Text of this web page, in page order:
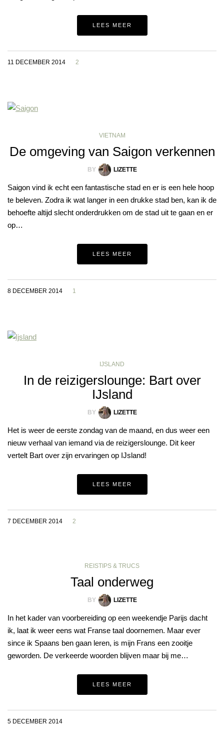
LEES MEER
11 DECEMBER 2014 2
VIETNAM
De omgeving van Saigon verkennen
BY LIZETTE
Saigon vind ik echt een fantastische stad en er is een hele hoop
te beleven. Zodra ik wat langer in een drukke stad ben, kan ik de
behoefte altijd slecht onderdrukken om de stad uit te gaan en er
op…
LEES MEER
8 DECEMBER 2014 1
IJSLAND
In de reizigerslounge: Bart over
IJsland
BY LIZETTE
Het is weer de eerste zondag van de maand, en dus weer een
nieuw verhaal van iemand via de reizigerslounge. Dit keer
vertelt Bart over zijn ervaringen op IJsland!
LEES MEER
7 DECEMBER 2014 2
REISTIPS & TRUCS
Taal onderweg
BY LIZETTE
In het kader van voorbereiding op een weekendje Parijs dacht
ik, laat ik weer eens wat Franse taal doornemen. Maar ever
since ik Spaans ben gaan leren, is mijn Frans een zooitje
geworden. De verkeerde woorden blijven maar bij me…
LEES MEER
5 DECEMBER 2014